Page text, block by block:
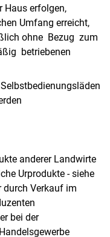
Haus erfolgen,
Umfang erreicht,
ohne Bezug zum
betriebenen
anderer Landwirte
Urprodukte - siehe
durch Verkauf im
bei der